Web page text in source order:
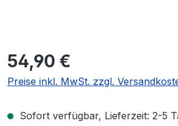
Regulärer Preis:
54,90 €
Preise inkl. MwSt. zzgl.
Sofort verfügbar, Lieferzeit: 2-5